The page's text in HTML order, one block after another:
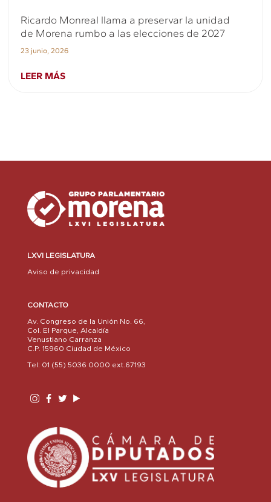
Ricardo Monreal llama a preservar la unidad
de Morena rumbo a las elecciones de 2027
23 junio, 2026
LEER MÁS
LXVI LEGISLATURA
Aviso de privacidad
CONTACTO
Av. Congreso de la Unión No. 66,
Col. El Parque, Alcaldía
Venustiano Carranza
C.P. 15960 Ciudad de México
Tel: 01 (55) 5036 0000 ext.67193